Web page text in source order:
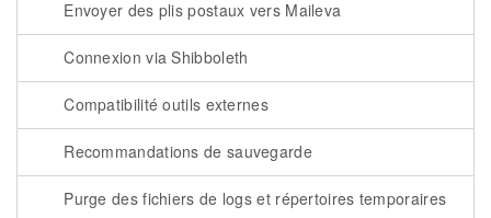
Envoyer des plis postaux vers Maileva
Connexion via Shibboleth
Compatibilité outils externes
Recommandations de sauvegarde
Purge des fichiers de logs et répertoires temporaires